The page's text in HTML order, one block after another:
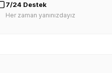
7/24 Destek
Her zaman yanınızdayız